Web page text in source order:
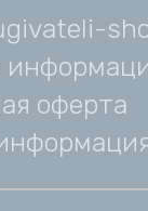
оферта